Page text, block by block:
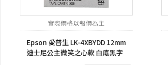
實際價格以報價為主
Epson 愛普生 LK-4XBYDD 12mm
迪士尼公主微笑之心款 白底黑字